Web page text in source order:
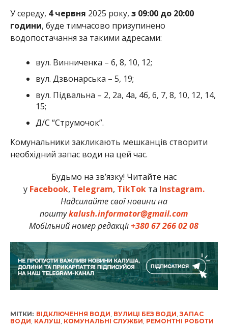
У середу, 4 червня 2025 року, з 09:00 до 20:00
години, буде тимчасово призупинено
водопостачання за такими адресами:
вул. Винниченка – 6, 8, 10, 12;
вул. Дзвонарська – 5, 19;
вул. Підвальна – 2, 2а, 4а, 4б, 6, 7, 8, 10, 12, 14,
15;
Д/С “Струмочок”.
Комунальники закликають мешканців створити
необхідний запас води на цей час.
Будьмо на зв’язку! Читайте нас
у Facebook, Telegram, TikTokта Instagram.
Надсилайте свої новини на
поштуkalush.informator@gmail.com
Мобільний номер редакції+380 67 266 02 08
МІТКИ: ВІДКЛЮЧЕННЯ ВОДИ ВУЛИЦІ БЕЗ ВОДИ ЗАПАС
ВОДИ КАЛУШ КОМУНАЛЬНІ СЛУЖБИ РЕМОНТНІ РОБОТИ